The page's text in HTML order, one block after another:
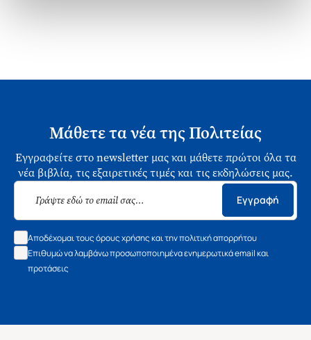
Μάθετε τα νέα της Πολιτείας
Εγγραφείτε στο newsletter μας και μάθετε πρώτοι όλα τα
νέα βιβλία, τις εξαιρετικές τιμές και τις εκδηλώσεις μας.
Εγγραφή
Αποδέχομαι τους όρους χρήσης και την πολιτική απορρήτου
Επιθυμώ να λαμβάνω προσωποποιημένα ενημερωτικά email και
προτάσεις